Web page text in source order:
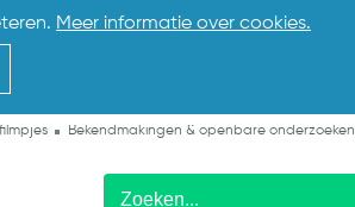
Meer informatie over cookies.
Bekendmakingen & openbare onderzoeken